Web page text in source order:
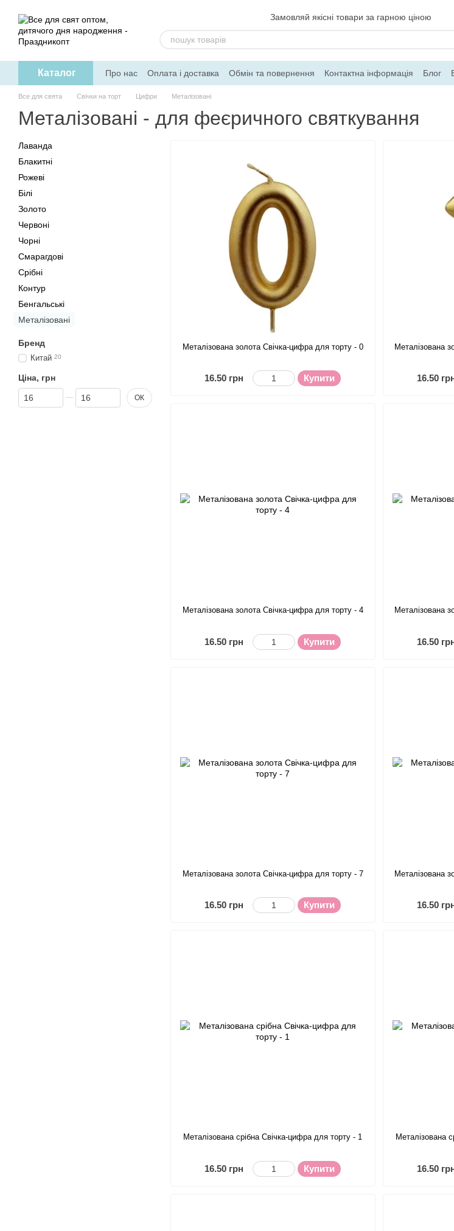
Замовляй якісні товари за гарною ціною
Каталог Про нас Оплата і доставка Обмін та повернення Контактна інформація Блог
Допомога
Все для свята Свічки на торт Цифри Металізовані
Металізовані - для феєричного святкування
Металізована золота Свічка-цифра для торту - 0
16.50 грн Купити
Металізована
16.50
Металізована золота Свічка-цифра для торту - 4
16.50 грн Купити
Металізована
16.50
Металізована золота Свічка-цифра для торту - 7
16.50 грн Купити
Металізована
16.50
Металізована срібна Свічка-цифра для торту - 1
16.50 грн Купити
Металізована
16.50
Лаванда
Блакитні
Рожеві
Білі
Золото
Червоні
Чорні
Смарагдові
Срібні
Контур
Бенгальські
Металізовані
Бренд
Китай 20
Ціна, грн
Від Ціна, грн
До Ціна, грн ОК